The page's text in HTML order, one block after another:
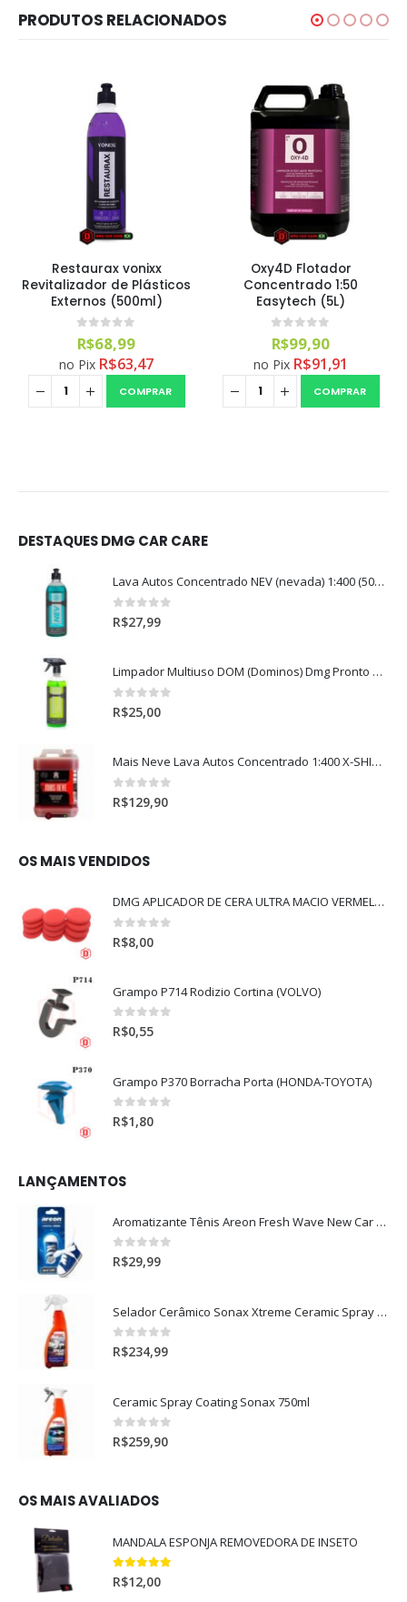
PRODUTOS RELACIONADOS
Restaurax vonixx
Revitalizador de Plásticos
Externos (500ml)
0 out of 5
R$68,99
no Pix R$63,47
COMPRAR
Oxy4D Flotador
Concentrado 1:50
Easytech (5L)
0 out of 5
R$99,90
no Pix R$91,91
COMPRAR
DESTAQUES DMG CAR CARE
Lava Autos Concentrado NEV (nevada) 1:400 (500ml)
0out of 5
R$27,99
Limpador Multiuso DOM (Dominos) Dmg Pronto P/Uso (500ml)
0out of 5
R$25,00
Mais Neve Lava Autos Concentrado 1:400 X-SHINE 5Litros
0 out of 5
R$129,90
OS MAIS VENDIDOS
DMG APLICADOR DE CERA ULTRA MACIO VERMELHO l
0 out of 5
R$8,00
Grampo P714 Rodizio Cortina (VOLVO)
0out of 5
R$0,55
Grampo P370 Borracha Porta (HONDA-TOYOTA)
0out of 5
R$1,80
LANÇAMENTOS
Aromatizante Tênis Areon Fresh Wave New Car / Carro Novo
0out of 5
R$29,99
Selador Cerâmico Sonax Xtreme Ceramic Spray + Seal (750ml)
0out of 5
R$234,99
Ceramic Spray Coating Sonax 750ml
0out of 5
R$259,90
OS MAIS AVALIADOS
MANDALA ESPONJA REMOVEDORA DE INSETO
5.00out of 5
R$12,00